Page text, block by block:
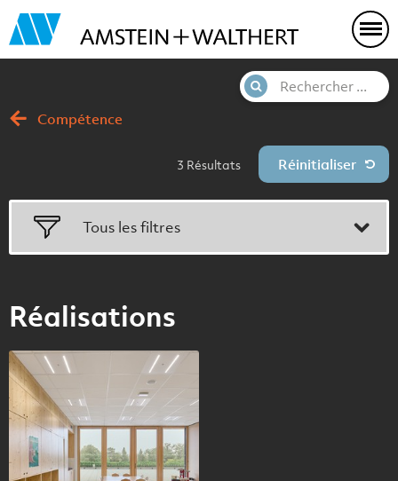
Compétence
Résultats
Tous les filtres
Réalisations